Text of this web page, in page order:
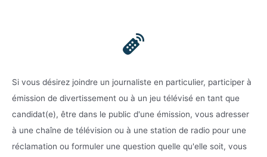
Si vous désirez joindre un journaliste en particulier, participer à
émission de divertissement ou à un jeu télévisé en tant que
candidat(e), être dans le public d'une émission, vous adresser
à une chaîne de télévision ou à une station de radio pour une
réclamation ou formuler une question quelle qu'elle soit, vous